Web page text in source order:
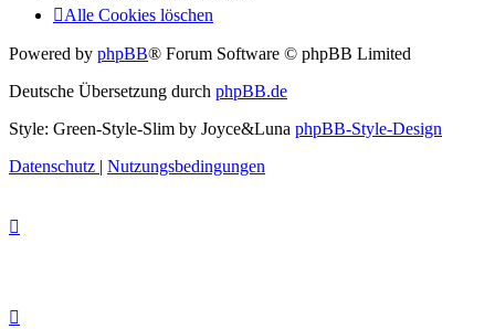
Alle Cookies löschen
Powered by phpBB® Forum Software © phpBB Limited
Deutsche Übersetzung durch phpBB.de
Style: Green-Style-Slim by Joyce&Luna phpBB-Style-Design
Datenschutz | Nutzungsbedingungen